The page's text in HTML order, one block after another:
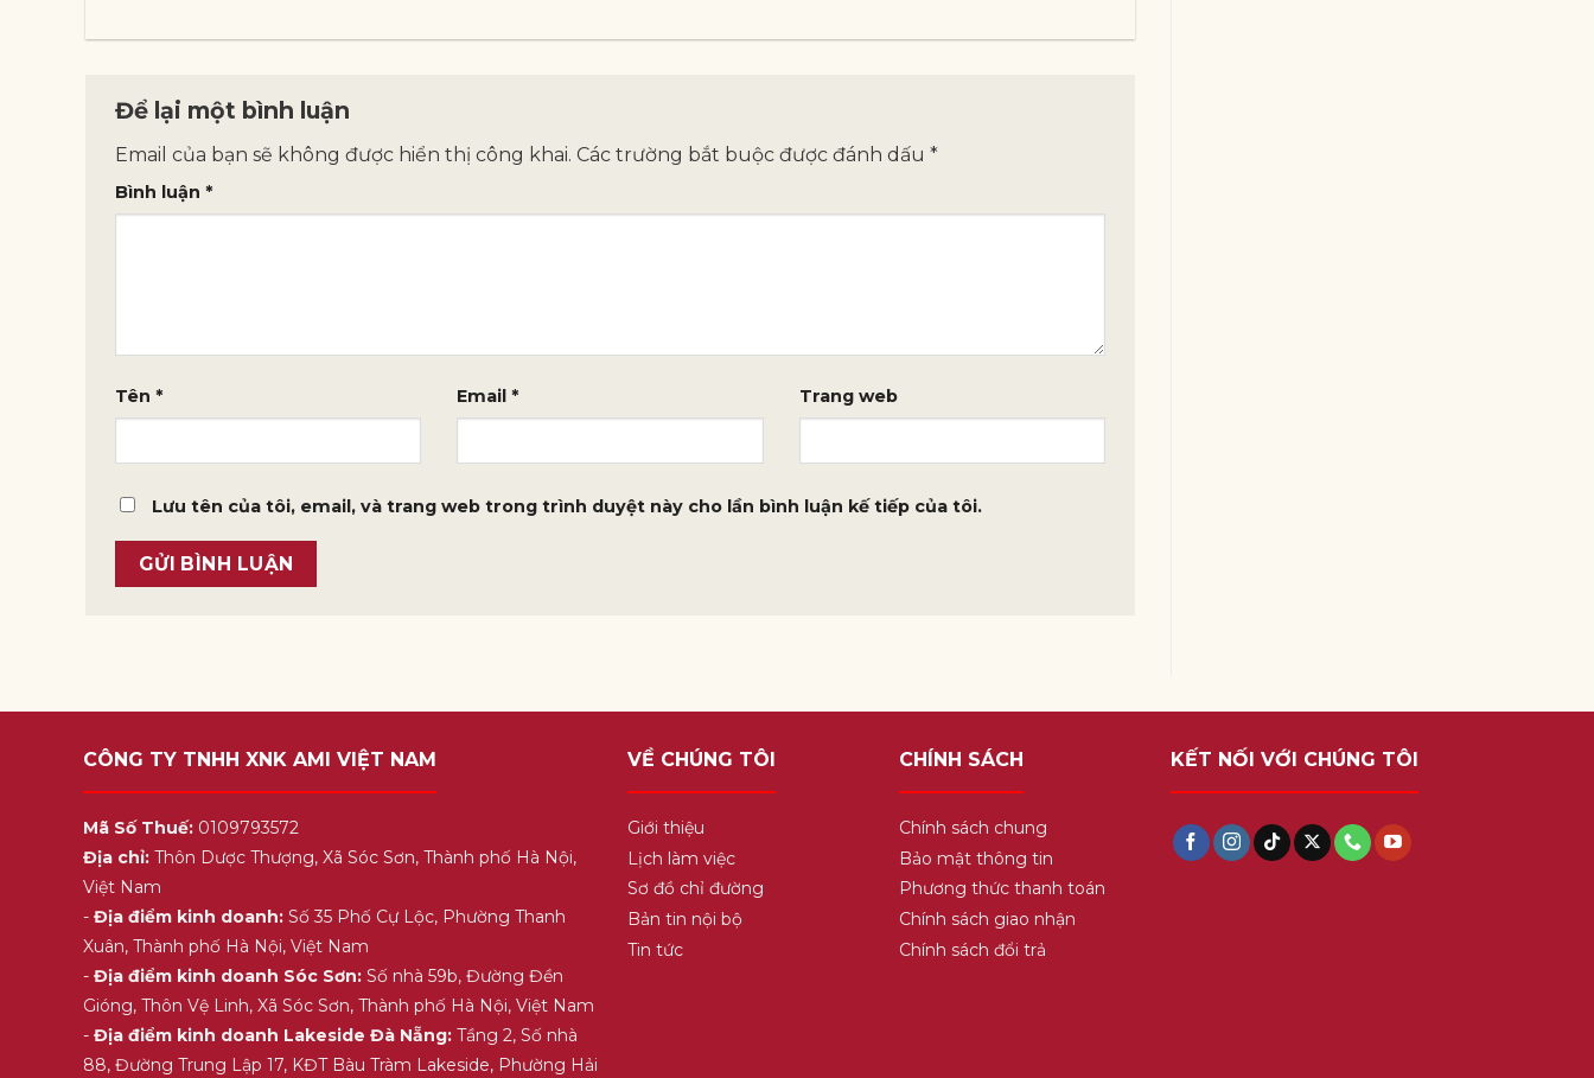
Để lại một bình luận
Email của bạn sẽ không được hiển thị công khai. Các trường bắt buộc được đánh dấu *
Bình luận *
Tên * Email* Trang web
Lưu tên của tôi, email, và trang web trong trình duyệt này cho lần bình luận kế tiếp của tôi.
CÔNG TY TNHH XNK AMI VIỆT NAM
Mã Số Thuế: 0109793572
Địa chỉ: Thôn Dược Thượng, Xã Sóc Sơn, Thành phố Hà Nội,
Việt Nam
-Địa điểm kinh doanh: Số 35 Phố Cự Lộc, Phường Thanh
Xuân, Thành phố Hà Nội, Việt Nam
-Địa điểm kinh doanh Sóc Sơn: Số nhà 59b, Đường Đền
Gióng, Thôn Vệ Linh, Xã Sóc Sơn, Thành phố Hà Nội, Việt Nam
-Địa điểm kinh doanh Lakeside Đà Nẵng: Tầng 2, Số nhà
88, Đường Trung Lập 17, KĐT Bàu Tràm Lakeside, Phường Hải
VỀ CHÚNG TÔI
Giới thiệu
Lịch làm việc
Sơ đồ chỉ đường
Bản tin nội bộ
Tin tức
CHÍNH SÁCH
Chính sách chung
Bảo mật thông tin
Phương thức thanh toán
Chính sách giao nhận
Chính sách đổi trả
KẾT NỐI VỚI CHÚNG TÔI